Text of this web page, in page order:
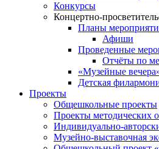
Конкурсы
Концертно-
Планы
Афиши
Проведенные
Отчёты по
«Музейные
Детская
Проекты
Общешкольные проекты
Проекты методических
Индивидуально-
Музейно-выставочная